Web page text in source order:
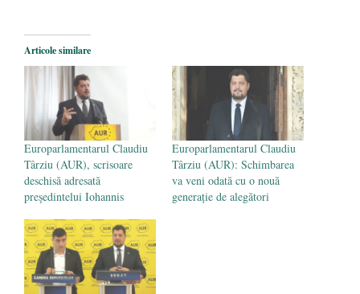
Legea Vexler produce efecte. Bustul
poetului Octavian Goga, înlăturat din Iași
- 16 aprilie 2026
Articole similare
Europarlamentarul Claudiu
Târziu (AUR), scrisoare
deschisă adresată
președintelui Iohannis
Europarlamentarul Claudiu
Târziu (AUR): Schimbarea
va veni odată cu o nouă
generație de alegători